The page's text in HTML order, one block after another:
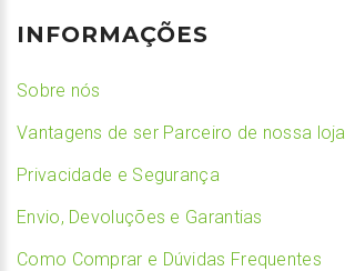
INFORMAÇÕES
Sobre nós
Vantagens de ser Parceiro de nossa loja
Privacidade e Segurança
Envio, Devoluções e Garantias
Como Comprar e Dúvidas Frequentes